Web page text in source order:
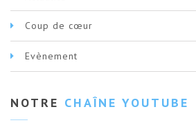
Coup de cœur
Evènement
NOTRE CHAÎNE YOUTUBE